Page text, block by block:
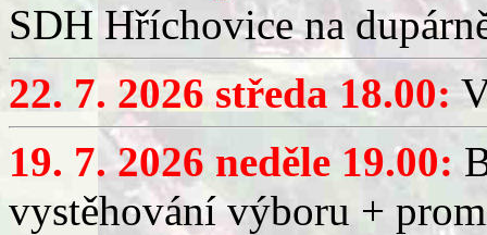
SDH Hříchovice na
22. 7. 2026 středa 18.00:
19. 7. 2026 neděle 19.00:
vystěhování výboru +